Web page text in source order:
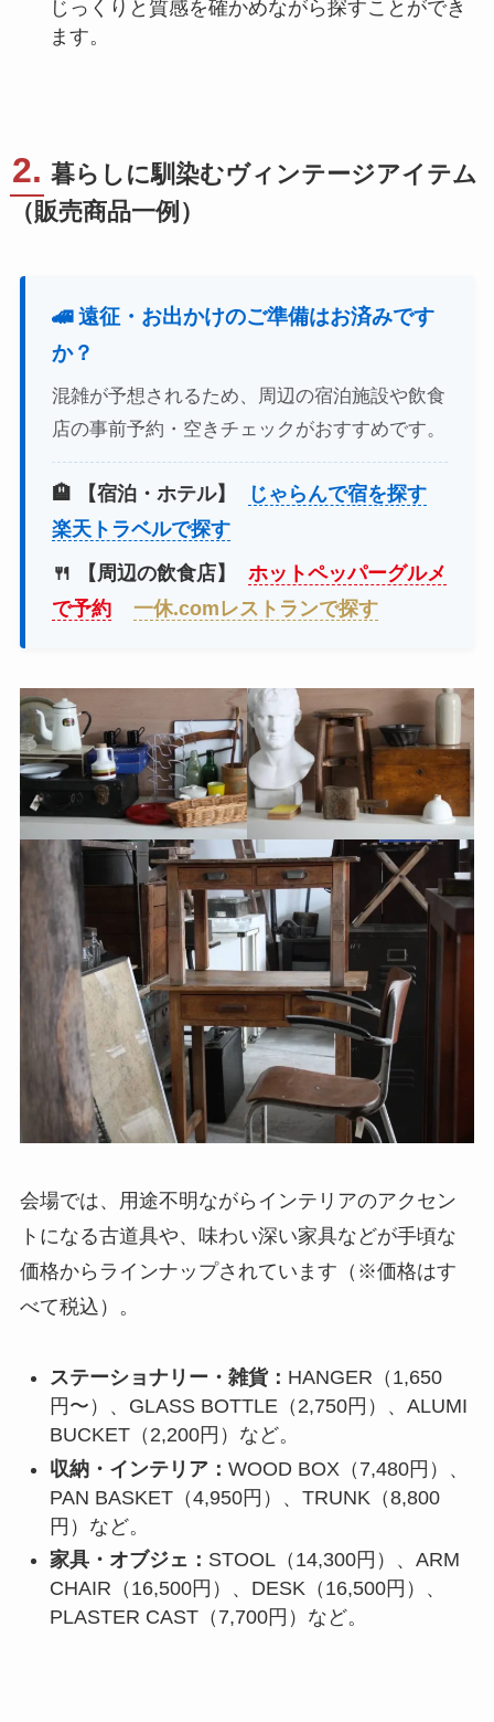
じっくりと質感を確かめながら探すことができ
ます。
2. 暮らしに馴染むヴィンテージアイテム
（販売商品一例）
🚄 遠征・お出かけのご準備はお済みです
か？
混雑が予想されるため、周辺の宿泊施設や飲食
店の事前予約・空きチェックがおすすめです。
🏨 【宿泊・ホテル】
じゃらんで宿を探す
楽天トラベルで探す
🍴 【周辺の飲食店】
ホットペッパーグルメ
で予約
一休.comレストランで探す
会場では、用途不明ながらインテリアのアクセン
トになる古道具や、味わい深い家具などが手頃な
価格からラインナップされています（※価格はす
べて税込）。
ステーショナリー・雑貨： HANGER（1,650
円〜）、GLASS BOTTLE（2,750円）、ALUMI
BUCKET（2,200円）など。
収納・インテリア： WOOD BOX（7,480円）、
PAN BASKET（4,950円）、TRUNK（8,800
円）など。
家具・オブジェ： STOOL（14,300円）、ARM
CHAIR（16,500円）、DESK（16,500円）、
PLASTER CAST（7,700円）など。